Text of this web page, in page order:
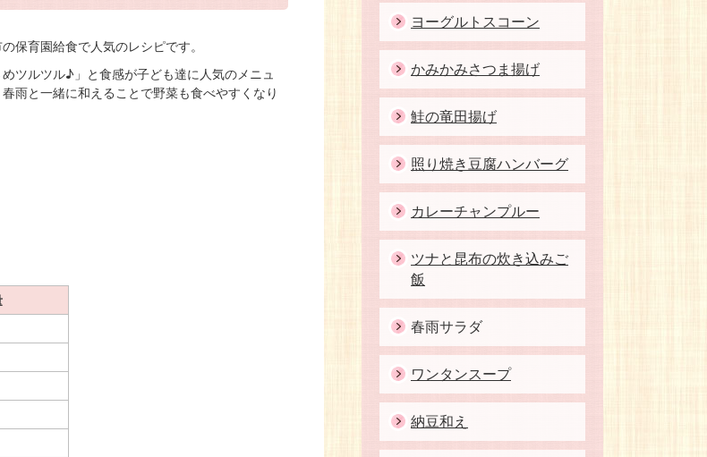
保育園給食で人気のレシピです。
めツルツル♪」と食感が子ども達に人気のメニュ
雨と一緒に和えることで野菜も食べやすくなり
ヨーグルトスコーン
かみかみさつま揚げ
鮭の竜田揚げ
照り焼き豆腐ハンバーグ
カレーチャンプルー
ツナと昆布の炊き込みご
飯
春雨サラダ
ワンタンスープ
納豆和え